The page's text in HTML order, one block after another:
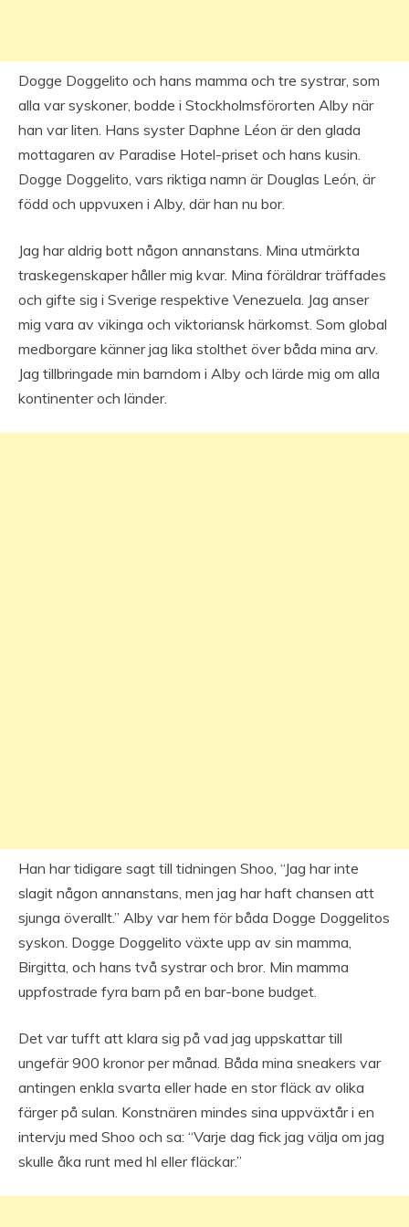
Dogge Doggelito och hans mamma och tre systrar, som
alla var syskoner, bodde i Stockholmsförorten Alby när
han var liten. Hans syster Daphne Léon är den glada
mottagaren av Paradise Hotel-priset och hans kusin.
Dogge Doggelito, vars riktiga namn är Douglas León, är
född och uppvuxen i Alby, där han nu bor.
Jag har aldrig bott någon annanstans. Mina utmärkta
traskegenskaper håller mig kvar. Mina föräldrar träffades
och gifte sig i Sverige respektive Venezuela. Jag anser
mig vara av vikinga och viktoriansk härkomst. Som global
medborgare känner jag lika stolthet över båda mina arv.
Jag tillbringade min barndom i Alby och lärde mig om alla
kontinenter och länder.
Han har tidigare sagt till tidningen Shoo, “Jag har inte
slagit någon annanstans, men jag har haft chansen att
sjunga överallt.” Alby var hem för båda Dogge Doggelitos
syskon. Dogge Doggelito växte upp av sin mamma,
Birgitta, och hans två systrar och bror. Min mamma
uppfostrade fyra barn på en bar-bone budget.
Det var tufft att klara sig på vad jag uppskattar till
ungefär 900 kronor per månad. Båda mina sneakers var
antingen enkla svarta eller hade en stor fläck av olika
färger på sulan. Konstnären mindes sina uppväxtår i en
intervju med Shoo och sa: “Varje dag fick jag välja om jag
skulle åka runt med hl eller fläckar.”